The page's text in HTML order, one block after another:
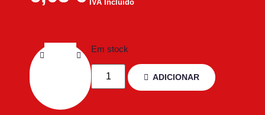
IVA Incluído
Em stock
ADICIONAR